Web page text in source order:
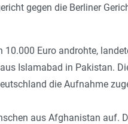
gegen die Berliner
Euro androhte,
Islamabad in Pakistan.
die Aufnahme
aus Afghanistan auf.